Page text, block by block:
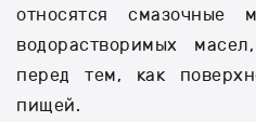
относятся смазочные
водорастворимых
перед тем, как
пищей.